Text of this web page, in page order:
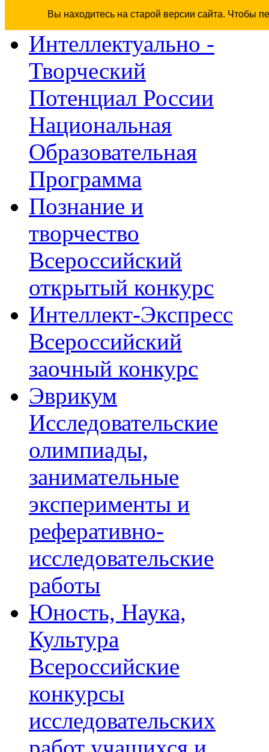
Вы находитесь на старой версии сайта. Чтобы
Интеллектуально -
Творческий
Потенциал России
Национальная
Образовательная
Программа
Познание и
творчество
Всероссийский
открытый конкурс
Интеллект-Экспресс
Всероссийский
заочный конкурс
Эврикум
Исследовательские
олимпиады,
занимательные
эксперименты и
реферативно-
исследовательские
работы
Юность, Наука,
Культура
Всероссийские
конкурсы
исследовательских